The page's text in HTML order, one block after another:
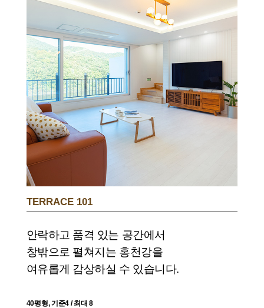
TERRACE 101
안락하고 품격 있는 공간에서
창밖으로 펼쳐지는 홍천강을
여유롭게 감상하실 수 있습니다.
40평형, 기준4 / 최대 8